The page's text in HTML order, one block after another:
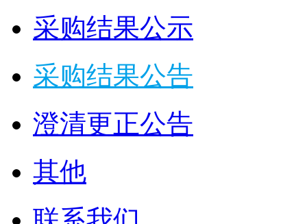
采购结果公示
采购结果公告
澄清更正公告
其他